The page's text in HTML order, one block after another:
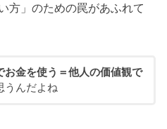
方」のための罠があふれて
お金を使う＝他人の価値観で
うんだよね